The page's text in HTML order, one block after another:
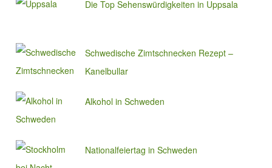
Die Top Sehenswürdigkeiten in Uppsala
Schwedische Zimtschnecken Rezept –
Kanelbullar
Alkohol in Schweden
Nationalfeiertag in Schweden